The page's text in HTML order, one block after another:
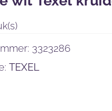
3323286
TEXEL